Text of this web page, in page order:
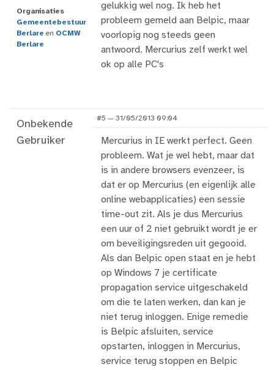
Organisaties
Gemeentebestuur
Berlare en OCMW
Berlare
gelukkig wel nog. Ik heb het
probleem gemeld aan Belpic, maar
voorlopig nog steeds geen
antwoord. Mercurius zelf werkt wel
ok op alle PC's
Onbekende
Gebruiker
#5 — 31/05/2013 09:04
Mercurius in IE werkt perfect. Geen
probleem. Wat je wel hebt, maar dat
is in andere browsers evenzeer, is
dat er op Mercurius (en eigenlijk alle
online webapplicaties) een sessie
time-out zit. Als je dus Mercurius
een uur of 2 niet gebruikt wordt je er
om beveiligingsreden uit gegooid.
Als dan Belpic open staat en je hebt
op Windows 7 je certificate
propagation service uitgeschakeld
om die te laten werken, dan kan je
niet terug inloggen. Enige remedie
is Belpic afsluiten, service
opstarten, inloggen in Mercurius,
service terug stoppen en Belpic